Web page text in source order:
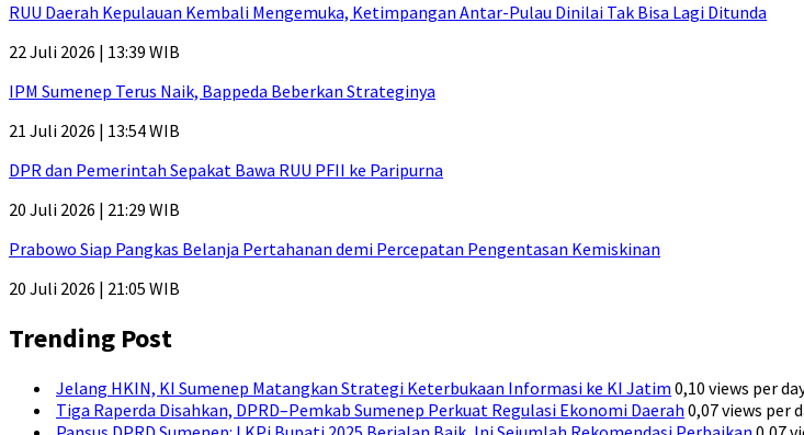
RUU Daerah Kepulauan Kembali Mengemuka, Ketimpangan Antar-Pulau Dinilai Tak Bisa Lagi Ditunda
22 Juli 2026 | 13:39 WIB
IPM Sumenep Terus Naik, Bappeda Beberkan Strateginya
21 Juli 2026 | 13:54 WIB
DPR dan Pemerintah Sepakat Bawa RUU PFII ke Paripurna
20 Juli 2026 | 21:29 WIB
Prabowo Siap Pangkas Belanja Pertahanan demi Percepatan Pengentasan Kemiskinan
20 Juli 2026 | 21:05 WIB
Trending Post
Jelang HKIN, KI Sumenep Matangkan Strategi Keterbukaan Informasi ke KI Jatim 0,10 views per
Tiga Raperda Disahkan, DPRD–Pemkab Sumenep Perkuat Regulasi Ekonomi Daerah 0,07 views per